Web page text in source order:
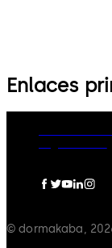
Enlaces
© dormakaba,